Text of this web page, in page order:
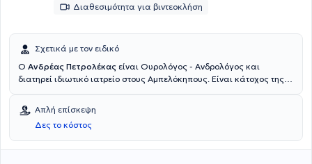
Διαθεσιμότητα για βιντεοκλήση
Σχετικά με τον ειδικό
Ο Ανδρέας Πετρολέκας
διατηρεί ιδιωτικό ιατρείο στους Αμπελόκηπους. Είναι κάτοχος της
σε διεθνώς αναγνωρισμένες κλινικές και κέντρα εξωσωματικής
γονιμοποίησης στο Παρίσι πάνω στις ελάχιστα επεμβατικές
τεχνικές αντιμετώπισης της υπερπλασίας του προστάτη (εξάχνωση
του προστάτη με TURis και laser), της κακοήθειας του
Απλή επίσκεψη
Δες το κόστος